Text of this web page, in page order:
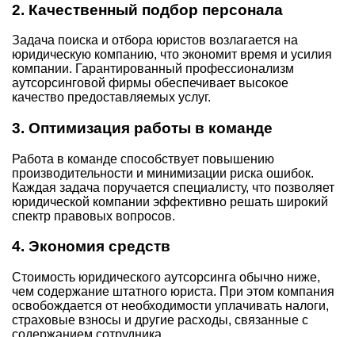
2. Качественный подбор персонала
Задача поиска и отбора юристов возлагается на
юридическую компанию, что экономит время и усилия
компании. Гарантированный профессионализм
аутсорсинговой фирмы обеспечивает высокое
качество предоставляемых услуг.
3. Оптимизация работы в команде
Работа в команде способствует повышению
производительности и минимизации риска ошибок.
Каждая задача поручается специалисту, что позволяет
юридической компании эффективно решать широкий
спектр правовых вопросов.
4. Экономия средств
Стоимость юридического аутсорсинга обычно ниже,
чем содержание штатного юриста. При этом компания
освобождается от необходимости уплачивать налоги,
страховые взносы и другие расходы, связанные с
содержанием сотрудника.